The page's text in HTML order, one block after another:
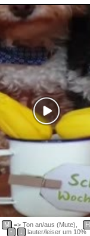
M => Ton an/aus (Mute), H
↑
↓ lauter/leiser um 10%